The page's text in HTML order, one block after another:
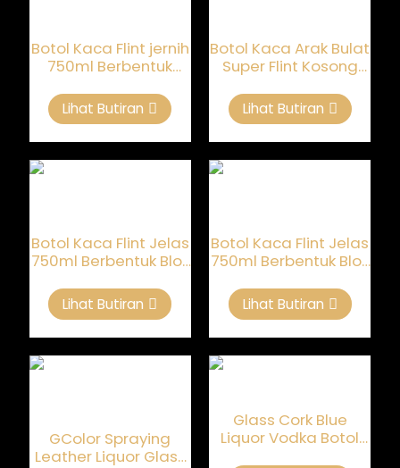
Botol Kaca Flint jernih
750ml Berbentuk
Lihat Butiran
Botol Kaca Arak Bulat
Super Flint Kosong
Lihat Butiran
Botol Kaca Flint Jelas
750ml Berbentuk Blok
Lihat Butiran
Botol Kaca Flint Jelas
750ml Berbentuk Blok
Lihat Butiran
GColor Spraying
Leather Liquor Glass
Glass Cork Blue
Liquor Vodka Botol